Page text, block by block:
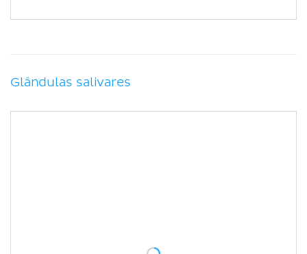
Glândulas salivares